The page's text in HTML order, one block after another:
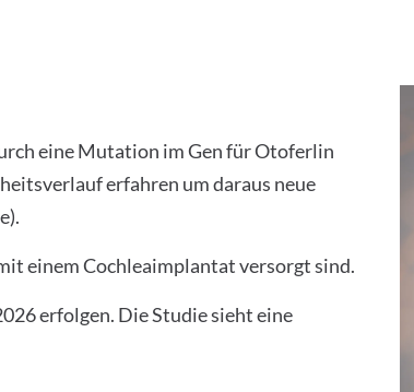
eine Mutation im Gen für Otoferlin
erfahren um daraus neue
einem Cochleaimplantat versorgt sind.
erfolgen. Die Studie sieht eine